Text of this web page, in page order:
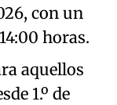
con un
horas.
aquellos
1.º de